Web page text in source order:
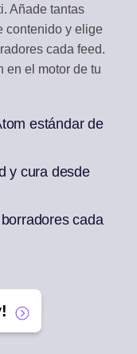
Añade tantas
contenido y elige
cada feed.
en el motor de tu
estándar de
y cura desde
cada